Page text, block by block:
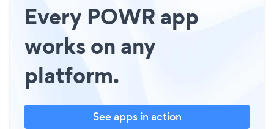
Every POWR app
works on any
platform.
See apps in action